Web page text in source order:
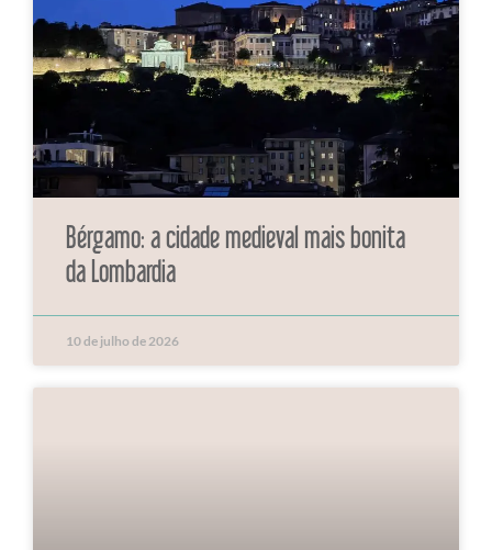
Bérgamo: a cidade medieval mais bonita
da Lombardia
10 de julho de 2026